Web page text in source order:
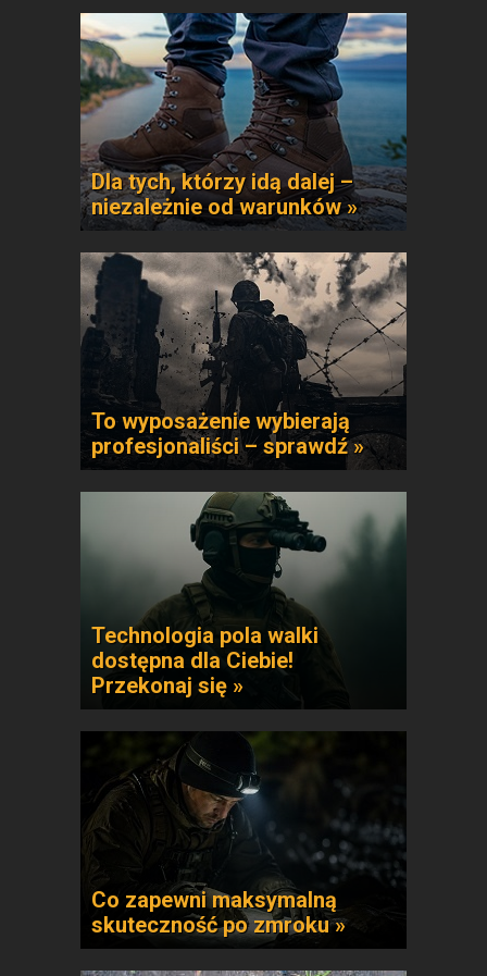
Dla tych, którzy idą dalej –
niezależnie od warunków »
To wyposażenie wybierają
profesjonaliści – sprawdź »
Technologia pola walki
dostępna dla Ciebie!
Przekonaj się »
Co zapewni maksymalną
skuteczność po zmroku »